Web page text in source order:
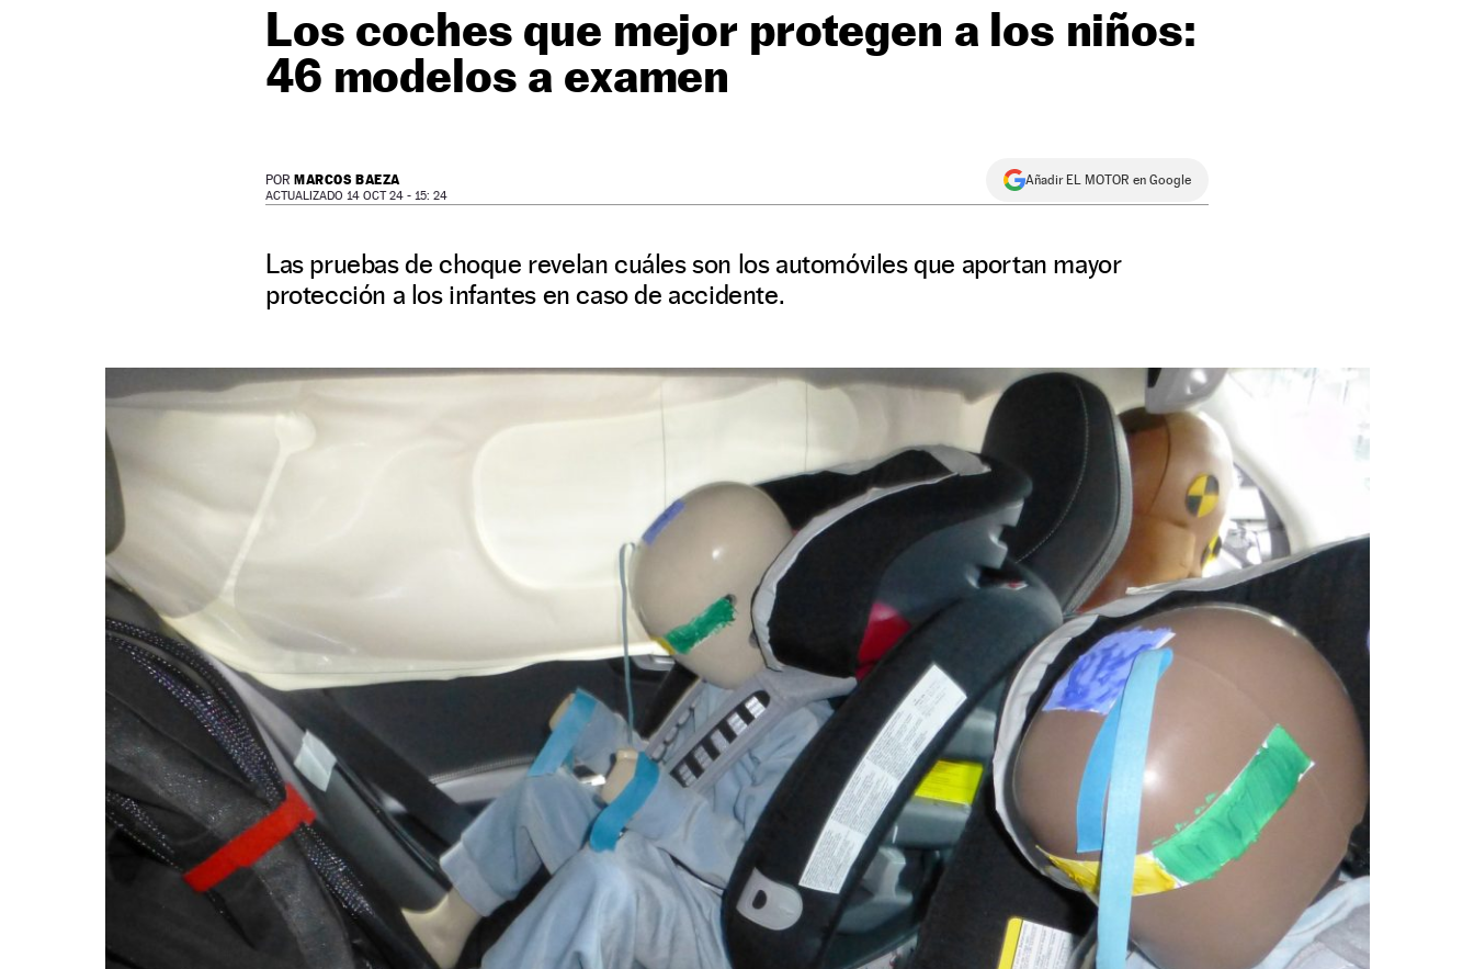
Los coches que mejor protegen a los niños:
46 modelos a examen
POR MARCOS BAEZA
ACTUALIZADO 14 OCT 24 - 15: 24
Añadir EL MOTOR en Google
Las pruebas de choque revelan cuáles son los automóviles que aportan mayor
protección a los infantes en caso de accidente.